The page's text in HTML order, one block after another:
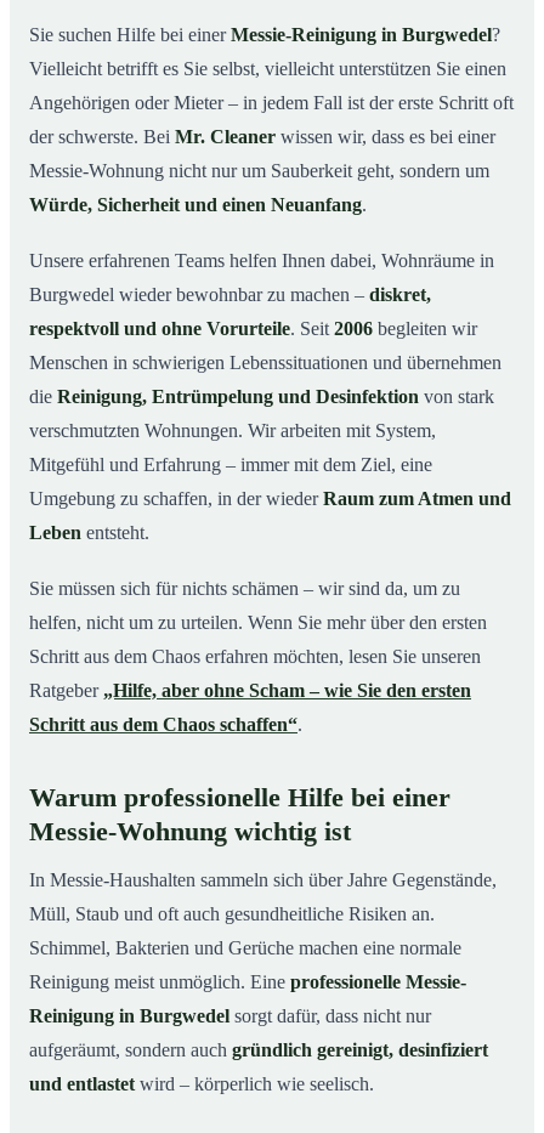
04Ablauf einer Messie-Reinigung
05Ihre Vorteile mit Mr. Cleaner in Burgwedel
06Messie-Hilfe in Burgwedel & Umgebung
Jetzt kostenlose Beratung zur Messie-Reinigung in
Burgwedel
Sie suchen Hilfe bei einerMessie-Reinigung in Burgwedel?
Vielleicht betrifft es Sie selbst, vielleicht unterstützen Sie einen
Angehörigen oder Mieter – in jedem Fall ist der erste Schritt oft
der schwerste. Bei Mr. Cleaner wissen wir, dass es bei einer
Messie-Wohnung nicht nur um Sauberkeit geht, sondern um
Würde, Sicherheit und einen Neuanfang.
Unsere erfahrenen Teams helfen Ihnen dabei, Wohnräume in
Burgwedel wieder bewohnbar zu machen – diskret,
respektvoll und ohne Vorurteile. Seit 2006 begleiten wir
Menschen in schwierigen Lebenssituationen und übernehmen
die Reinigung, Entrümpelung und Desinfektion von stark
verschmutzten Wohnungen. Wir arbeiten mit System,
Mitgefühl und Erfahrung – immer mit dem Ziel, eine
Umgebung zu schaffen, in der wiederRaum zum Atmen und
Leben entsteht.
Sie müssen sich für nichts schämen – wir sind da, um zu
helfen, nicht um zu urteilen. Wenn Sie mehr über den ersten
Schritt aus dem Chaos erfahren möchten, lesen Sie unseren
Ratgeber „Hilfe, aber ohne Scham – wie Sie den ersten
Schritt aus dem Chaos schaffen“.
Warum professionelle Hilfe bei einer
Messie-Wohnung wichtig ist
In Messie-Haushalten sammeln sich über Jahre Gegenstände,
Müll, Staub und oft auch gesundheitliche Risiken an.
Schimmel, Bakterien und Gerüche machen eine normale
Reinigung meist unmöglich. Eine professionelle Messie-
Reinigung in Burgwedel sorgt dafür, dass nicht nur
aufgeräumt, sondern auch gründlich gereinigt, desinfiziert
und entlastet wird – körperlich wie seelisch.